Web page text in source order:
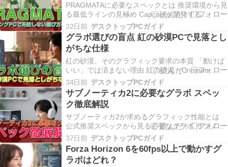
PRAGMATAに必要なスペックとは 推奨環境から見
る最低ラインの見極め Capcomが開発する
PRAGMATAは、RE ENGINEの最新バージョンを
採用したSFアクションアドベンチャーゲームとし
て、グラフィック面での要求スペックが非常に高
いことが予想されています。 公式の推奨…
32日前 デスクトップPCガイド
グラボ選びの盲点 紅の砂漠PCで見落とし
がちな仕様
紅の砂漠、そのグラフィック要求の本質 「動けば
いい」では済まない理由 紅の砂漠（Crimson
Desert）は、Pearl Abyssが開発するオープンワー
ルドアクションRPGです。 Black Desertで培った
映像美をさらに押し上げた本作は、グラフィック
負荷という観点で見…
34日前 デスクトップPCガイド
サブノーティカ2に必要なグラボ スペッ
ク徹底解説
サブノーティカ2が求めるグラフィック性能とは
公式推奨スペックから見る必要なグラボ サブノー
ティカ2は水中探索を主軸とした美しい海洋世界を
描くゲームであり、前作以上に高度なグラフィッ
ク表現が求められることが分かっています。 開発
元のUnknown Worldsが公開している情報に…
37日前 デスクトップPCガイド
Forza Horizon 6を60fps以上で動かすグ
ラボはどれ？